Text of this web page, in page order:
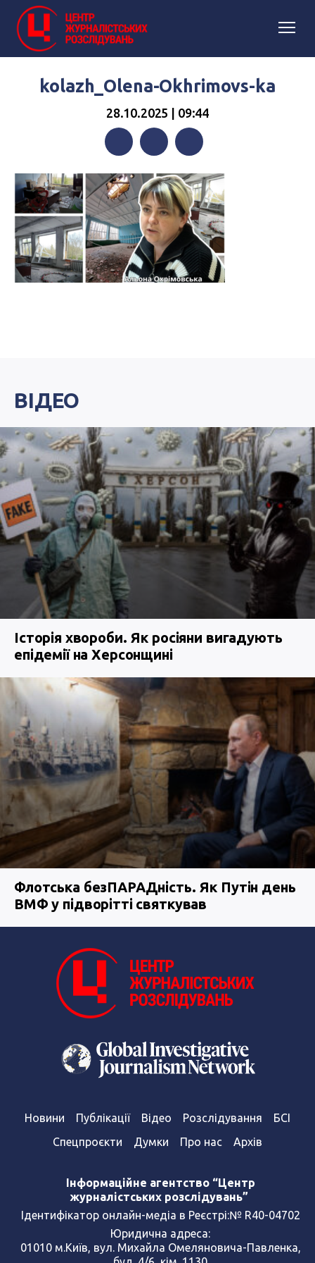
kolazh_Olena-Okhrimovs-ka
28.10.2025 | 09:44
ВІДЕО
Історія хвороби. Як росіяни вигадують
епідемії на Херсонщині
Флотська безПАРАДність. Як Путін день
ВМФ у підворітті святкував
Новини Публікації Відео Розслідування
БСІ
Спецпроєкти
Думки Про нас Архів
Інформаційне агентство “Центр
журналістських розслідувань”
Ідентифікатор онлайн-медіа в Реєстрі:№ R40-04702
Юридична адреса:
01010 м.Київ, вул. Михайла Омеляновича-Павленка,